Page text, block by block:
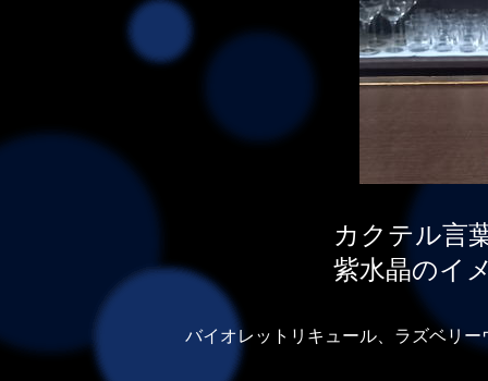
カクテル言
紫水晶のイ
バイオレットリキュール、ラズベリ